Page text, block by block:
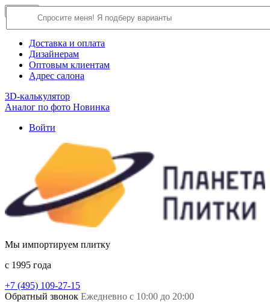
О компании
Доставка и оплата
Дизайнерам
Оптовым клиентам
Адрес салона
3D-калькулятор
Аналог по фото Новинка
Войти
Мы импортируем плитку
c 1995 года
+7 (495) 109-27-15
Обратный звонок Ежедневно с 10:00 до 20:00